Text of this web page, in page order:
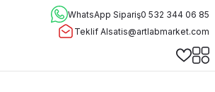
WhatsApp Sipariş0 532 344 06 85
Teklif Alsatis@artlabmarket.com